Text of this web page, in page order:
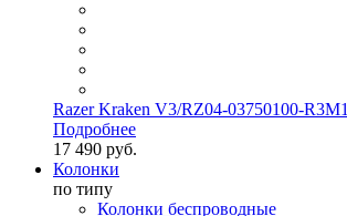
Razer Kraken V3/RZ04-03750100-R3M1
Подробнее
17 490 руб.
Колонки
по типу
Колонки беспроводные